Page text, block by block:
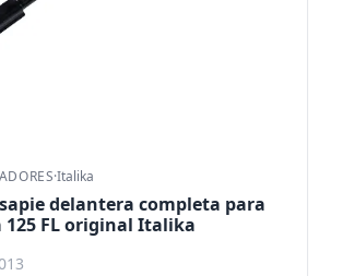
·Italika
delantera completa para
FL original Italika